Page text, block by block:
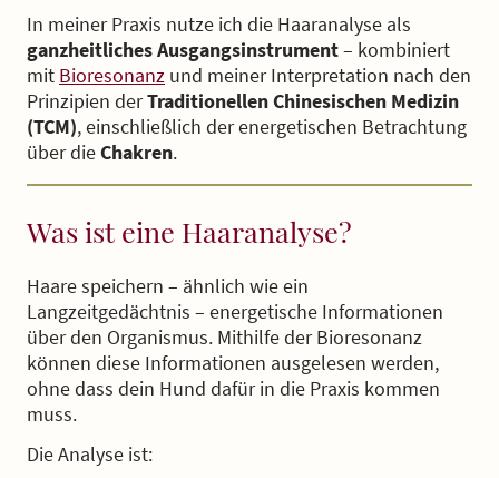
In meiner Praxis nutze ich die Haaranalyse als
ganzheitliches Ausgangsinstrument– kombiniert
mit Bioresonanz und meiner Interpretation nach den
Prinzipien derTraditionellen Chinesischen Medizin
(TCM), einschließlich der energetischen Betrachtung
über dieChakren.
Was ist eine Haaranalyse?
Haare speichern – ähnlich wie ein
Langzeitgedächtnis – energetische Informationen
über den Organismus. Mithilfe der Bioresonanz
können diese Informationen ausgelesen werden,
ohne dass dein Hund dafür in die Praxis kommen
muss.
Die Analyse ist: